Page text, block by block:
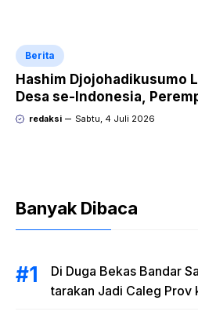
Berita
Hashim Djojohadikusumo
Desa se-Indonesia,
Program Strategis Prabowo
redaksi Sabtu, 4 Juli 2026
Banyak Dibaca
Di Duga Bekas Bandar
tarakan Jadi Caleg Prov